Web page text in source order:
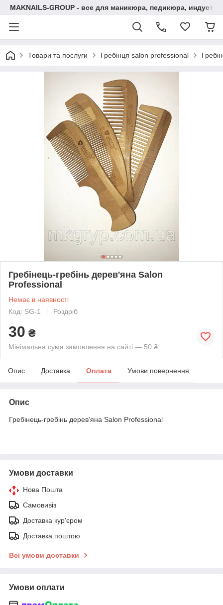
MAKNAILS-GROUP - все для маникюра, педикюра,
Товари та послуги Гребінця salon professional
Гребінець-гребінь дерев'яна Salon
Professional
Немає в наявності
Код: SG-1
Роздріб
30 ₴
Мінімальна сума замовлення на сайті — 50 ₴
Опис Доставка Оплата Умови повернення
Опис
Гребінець-гребінь дерев'яна Salon Professional
Умови доставки
Нова Пошта
Самовивіз
Доставка кур'єром
Доставка поштою
Всі умови доставки
Умови оплати